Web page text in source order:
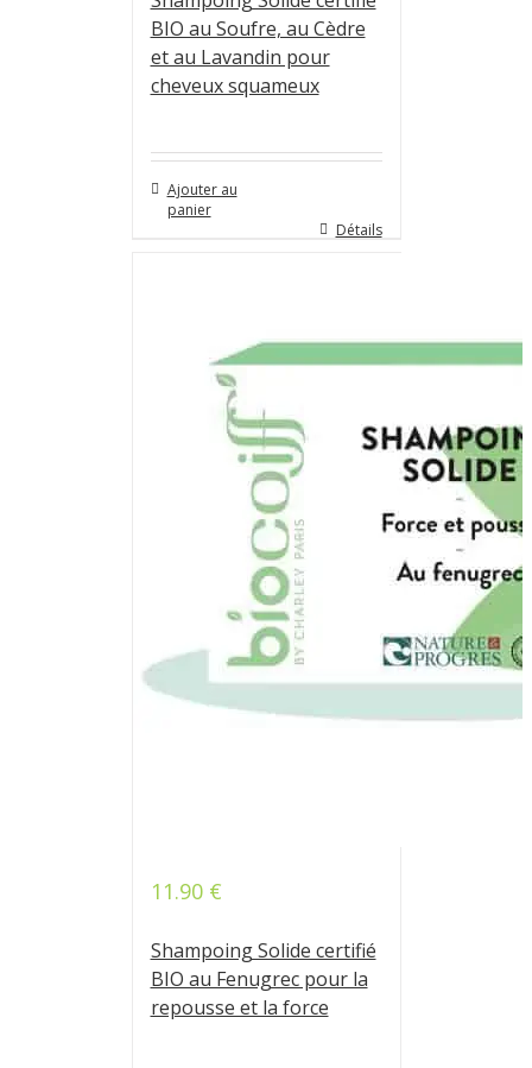
BIO au Soufre, au Cèdre
et au Lavandin pour
cheveux squameux
Ajouter au
panier
Détails
11.90 €
Shampoing Solide certifié
BIO au Fenugrec pour la
repousse et la force